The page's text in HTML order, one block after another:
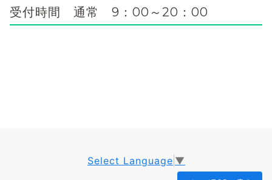
受付時間 通常 9：00～20：00
Select Language ▼